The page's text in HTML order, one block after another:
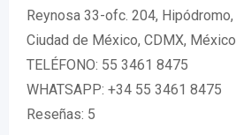
Reynosa 33-ofc. 204,
Ciudad de México, CDMX, México
TELÉFONO: 55 3461 8475
WHATSAPP: +34 55 3461 8475
Reseñas: 5